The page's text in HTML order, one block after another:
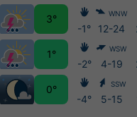
3°
1°
0°
-1°
-2°
-4°
WNW
12-24
WSW
4-19
SSW
5-15